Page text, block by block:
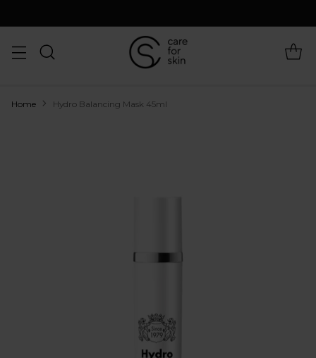
Home Hydro Balancing Mask 45ml